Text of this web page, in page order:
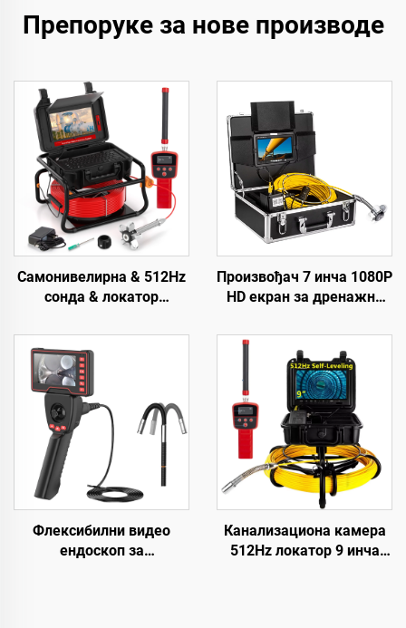
Препоруке за нове производе
Самонивелирна & 512Hz
сонда & локатор
10,1 инча тачни екран
метар бројача
инспекциона видео
камера за цеви 16GB
картица дренажна
камера
Произвођач 7 инча 1080P
HD екран за дренажни
за снимање видео
садржаја, цевни камер
систем са IP68
водонепропусном
заштитом за испитивање
канализационих линија
Флексибилни видео
ендоскоп за
Канализациона камера
512Hz локатор 9 инча